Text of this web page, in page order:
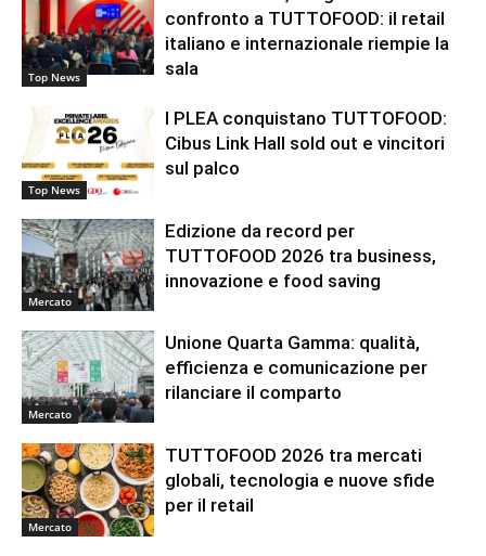
Top News
confronto a TUTTOFOOD: il retail
italiano e internazionale riempie la
sala
Top News
I PLEA conquistano TUTTOFOOD:
Cibus Link Hall sold out e vincitori
sul palco
Mercato
Edizione da record per
TUTTOFOOD 2026 tra business,
innovazione e food saving
Mercato
Unione Quarta Gamma: qualità,
efficienza e comunicazione per
rilanciare il comparto
Mercato
TUTTOFOOD 2026 tra mercati
globali, tecnologia e nuove sfide
per il retail